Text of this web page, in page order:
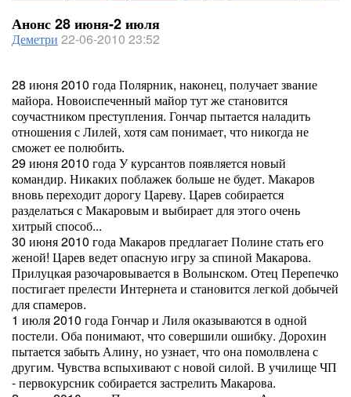
Анонс 28 июня-2 июля
Деметри 22-06-2010 23:52
28 июня 2010 года Полярник, наконец, получает звание
майора. Новоиспеченный майор тут же становится
соучастником преступления. Гончар пытается наладить
отношения с Лилей, хотя сам понимает, что никогда не
сможет ее полюбить.
29 июня 2010 года У курсантов появляется новый
командир. Никаких поблажек больше не будет. Макаров
вновь переходит дорогу Цареву. Царев собирается
разделаться с Макаровым и выбирает для этого очень
хитрый способ...
30 июня 2010 года Макаров предлагает Полине стать его
женой! Царев ведет опасную игру за спиной Макарова.
Прилуцкая разочаровывается в Волынском. Отец Перепечко
постигает прелести Интернета и становится легкой добычей
для спамеров.
1 июля 2010 года Гончар и Лиля оказываются в одной
постели. Оба понимают, что совершили ошибку. Дорохин
пытается забыть Алину, но узнает, что она помолвлена с
другим. Чувства вспыхивают с новой силой. В училище ЧП
- первокурсник собирается застрелить Макарова.